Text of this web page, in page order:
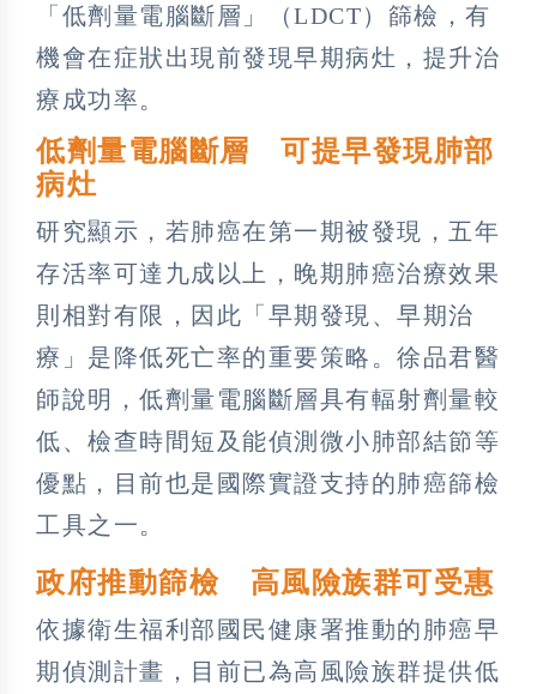
「低劑量電腦斷層」（LDCT）篩檢，有
機會在症狀出現前發現早期病灶，提升治
療成功率。
低劑量電腦斷層 可提早發現肺部
病灶
研究顯示，若肺癌在第一期被發現，五年
存活率可達九成以上，晚期肺癌治療效果
則相對有限，因此「早期發現、早期治
療」是降低死亡率的重要策略。徐品君醫
師說明，低劑量電腦斷層具有輻射劑量較
低、檢查時間短及能偵測微小肺部結節等
優點，目前也是國際實證支持的肺癌篩檢
工具之一。
政府推動篩檢 高風險族群可受惠
依據衛生福利部國民健康署推動的肺癌早
期偵測計畫，目前已為高風險族群提供低